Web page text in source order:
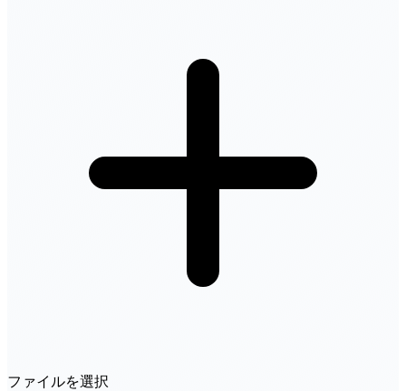
ファイルを選択